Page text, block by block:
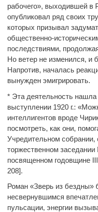
рабочего», выходившей в
опубликовал ряд своих
которых призывал
общественно-
последствиями,
Но ветер не изменился, и
Напротив, началась
вынужден эмигрировать.
* Эта деятельность нашла
выступлении 1920 г.:
интеллигентов вроде
посмотреть, как они,
Учредительном собрании,
торжественном заседании
посвященном годовщине
208].
Роман «Зверь из бездны»
несвернувшимся
пульсации, энергии